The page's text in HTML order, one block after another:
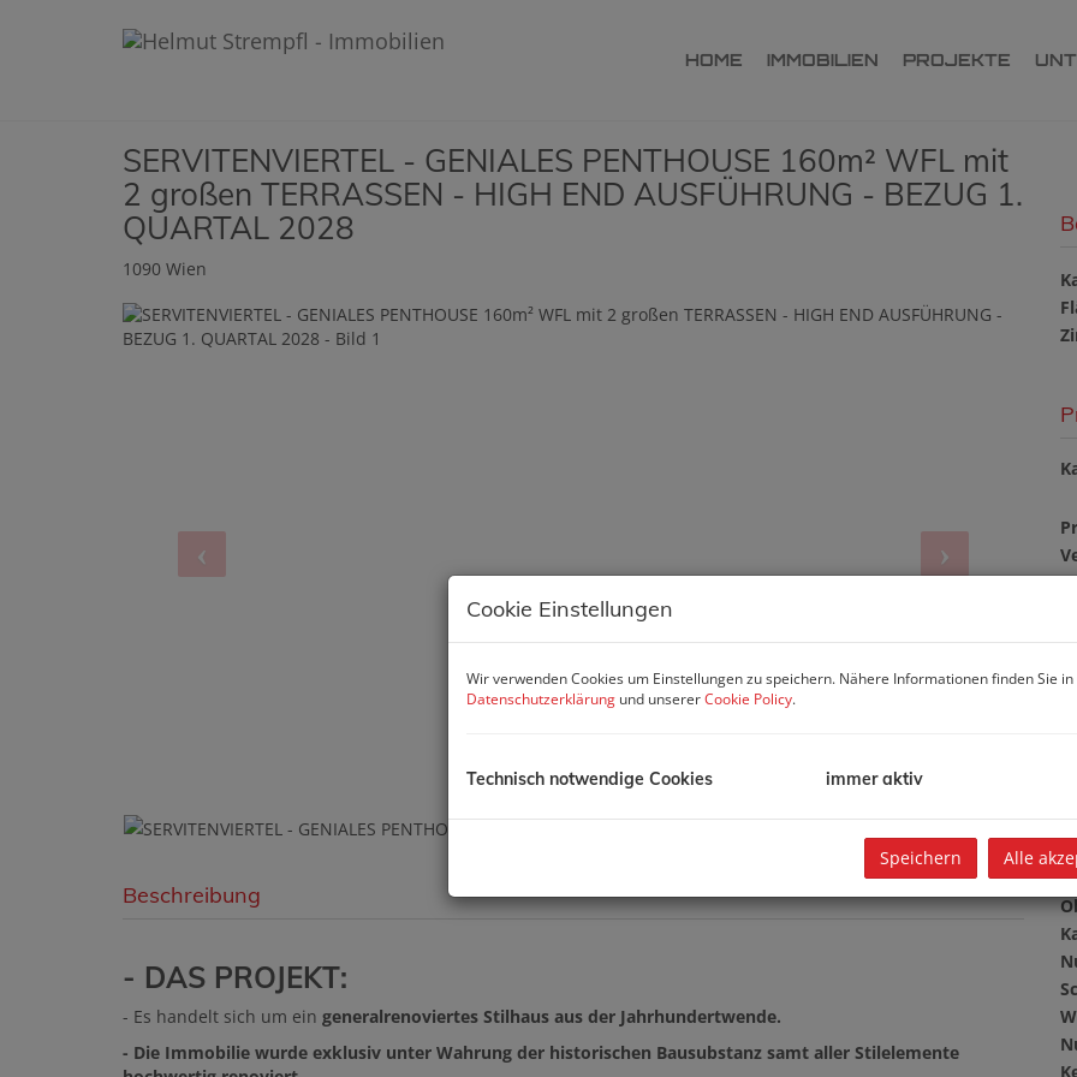
HOME IMMOBILIEN PROJEKTE
SERVITENVIERTEL - GENIALES PENTHOUSE 160m² WFL mit
2 großen TERRASSEN - HIGH END AUSFÜHRUNG - BEZUG 1.
QUARTAL 2028
1090 Wien
Beschreibung
- DAS PROJEKT:
- Es handelt sich um ein generalrenoviertes Stilhaus aus der Jahrhundertwende.
- Die Immobilie wurde exklusiv unter Wahrung der historischen Bausubstanz samt aller Stilelemente
Cookie Einstellungen
Wir verwenden Cookies um Einstellungen zu speichern. Nähere Informationen finden Sie
Datenschutzerklärung und unsererCookie Policy.
Technisch notwendige Cookies immer aktiv
Speichern Alle